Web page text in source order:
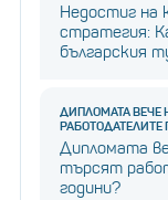
Недостиг на
стратегия:
българския
ДИПЛОМАТА ВЕЧЕ
Дипломата
търсят
години?